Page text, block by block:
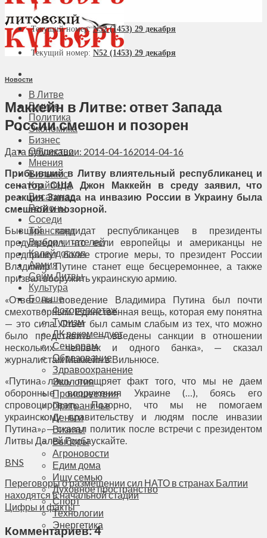
В Литве
В мире
Политика
Экономика
Бизнес
Общество
Мнения
Вильнюс
Клайпеда
Висагинас
Регионы
Соседи
Транспорт
Выбор читателей
Калейдоскоп
Армия
Сейм Литвы
Культура
Больше
Фоторепортаж
Туризм
ЛК рекомендует
Сеньорам
Образование
Здравоохранение
Экология
Происшествия
Приграничье
Деньги
Визиты
Выборы
Агроновости
Едим дома
Ищу семью
Духовное пространство
Спорт
Технологии
Энергетика
Текущий номер:N52 (1453) 29 декабря
Текущий номер: N52 (1453) 29 декабря
Новости
Маккейн в Литве: ответ Запада
России смешон и позорен
Дата публикации: 2014-04-162014-04-16
Прибывший в Литву влиятельный республиканец и
сенатор США Джон Маккейн в среду заявил, что
реакция Запада на инвазию России в Украину была
смешной и позорной.
Бывший кандидат республиканцев в президенты
предупредил, что если европейцы и американцы не
предпримут более строгие меры, то президент России
Владимир Путине станет еще бесцеремоннее, а также
призвал вооружить украинскую армию.
«Ответ на поведение Владимира Путина был почти
смехотворным. Единственная вещь, которая ему понятна
— это сила. Ответ был самым слабым из тех, что можно
было представить — введены санкции в отношении
нескольких человек и одного банка», — сказал
журналистам Маккейн в Вильнюсе.
«Путина лишь поощряет факт того, что мы не даем
оборонные вооружения Украине (…), боясь его
спровоцировать. Позорно, что мы не помогаем
украинскому правительству и людям после инвазии
Путина», — сказал политик после встречи с президентом
Литвы Далей Грибаускайте.
BNS
Переговоры о размещении сил НАТО в странах Балтии
находятся в начальной стадии
Цифры и факты
Комментариев: 4